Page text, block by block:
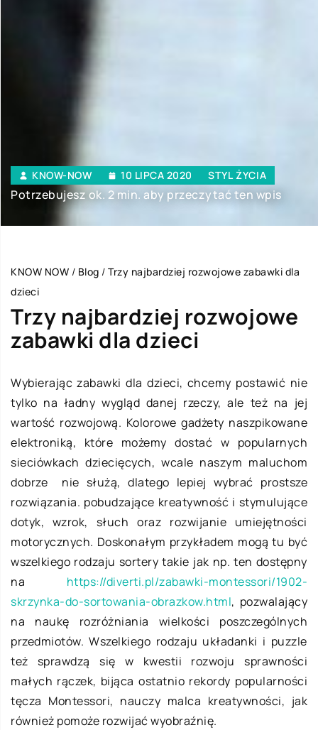
KNOW-NOW 10 LIPCA 2020 STYL ŻYCIA
Potrzebujesz ok. 2 min. aby przeczytać ten wpis
KNOW NOW / Blog / Trzy najbardziej rozwojowe zabawki dla
dzieci
Trzy najbardziej rozwojowe
zabawki dla dzieci
Wybierając zabawki dla dzieci, chcemy postawić nie
tylko na ładny wygląd danej rzeczy, ale też na jej
wartość rozwojową. Kolorowe gadżety naszpikowane
elektroniką, które możemy dostać w popularnych
sieciówkach dziecięcych, wcale naszym maluchom
dobrze nie służą, dlatego lepiej wybrać prostsze
rozwiązania. pobudzające kreatywność i stymulujące
dotyk, wzrok, słuch oraz rozwijanie umiejętności
motorycznych. Doskonałym przykładem mogą tu być
wszelkiego rodzaju sortery takie jak np. ten dostępny
na https://diverti.pl/zabawki-montessori/1902-
skrzynka-do-sortowania-obrazkow.html, pozwalający
na naukę rozróżniania wielkości poszczególnych
przedmiotów. Wszelkiego rodzaju układanki i puzzle
też sprawdzą się w kwestii rozwoju sprawności
małych rączek, bijąca ostatnio rekordy popularności
tęcza Montessori, nauczy malca kreatywności, jak
również pomoże rozwijać wyobraźnię.